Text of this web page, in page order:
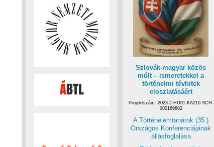
Szlovák-magyar közös
múlt – ismeretekkel a
történelmi tévhitek
eloszlatásáért
Projektszám: 2023-2-HU01-KA210-SCH-
000169882
A Történelemtanárok (35.)
Országos Konferenciájának
állásfoglalása